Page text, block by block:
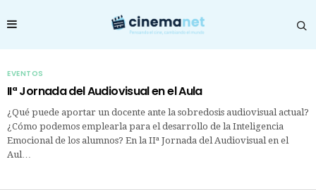
EVENTOS
IIª Jornada del Audiovisual en el Aula
¿Qué puede aportar un docente ante la sobredosis audiovisual actual?
¿Cómo podemos emplearla para el desarrollo de la Inteligencia
Emocional de los alumnos? En la IIª Jornada del Audiovisual en el
Aul…